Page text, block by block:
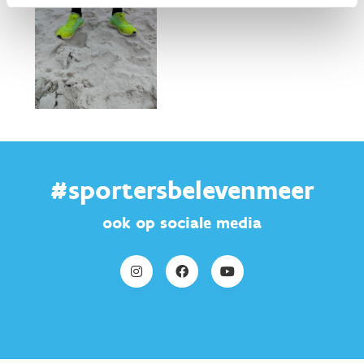
#sportersbelevenmeer
ook op sociale media